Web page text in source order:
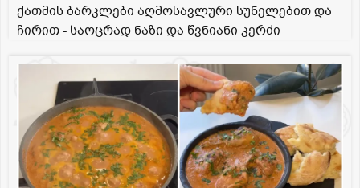
ქათმის ბარკლები აღმოსავლური სუნელებით და
ჩირით - საოცრად ნაზი და წვნიანი კერძი